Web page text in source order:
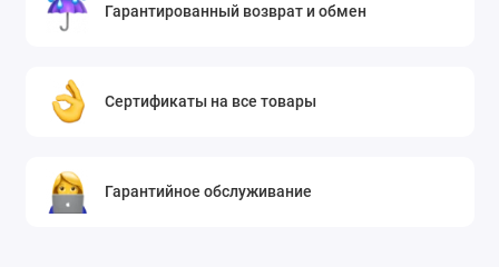
Гарантированный возврат и обмен
Сертификаты на все товары
Гарантийное обслуживание